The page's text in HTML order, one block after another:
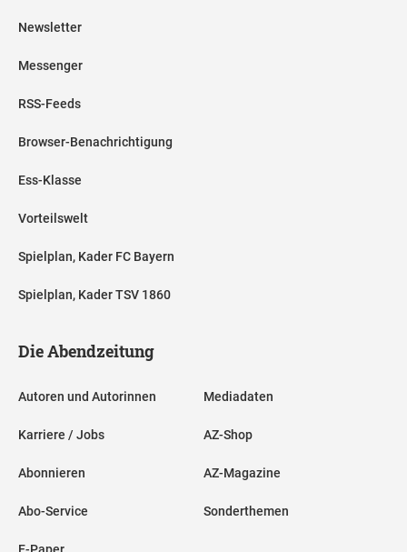
Newsletter
Messenger
RSS-Feeds
Browser-Benachrichtigung
Ess-Klasse
Vorteilswelt
Spielplan, Kader FC Bayern
Spielplan, Kader TSV 1860
Die Abendzeitung
Autoren und Autorinnen
Karriere / Jobs
Abonnieren
Abo-Service
Mediadaten
AZ-Shop
AZ-Magazine
Sonderthemen